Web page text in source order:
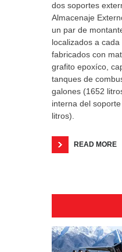
dos soportes
Almacenaje
un par de
localizados a
fabricados con
grafito epoxíco,
tanques de
galones (1652
interna del
litros).
READ MORE